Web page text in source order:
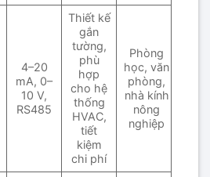
4–20
mA, 0–
10 V,
RS485
Thiết kế
gắn
tường,
phù
hợp
cho hệ
thống
HVAC,
tiết
kiệm
chi phí
Phòng
học, văn
phòng,
nhà kính
nông
nghiệp